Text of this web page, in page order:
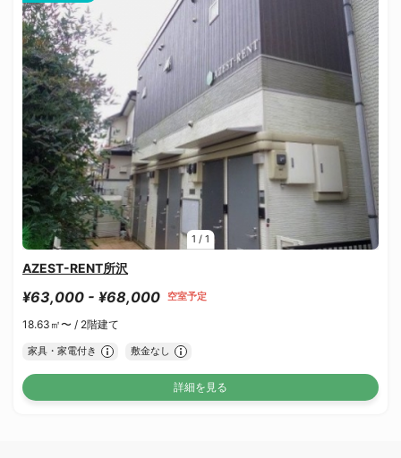
1 / 1
AZEST-RENT所沢
¥63,000 - ¥68,000 空室予定
18.63㎡〜 / 2階建て
家具・家電付き 敷金なし
詳細を見る